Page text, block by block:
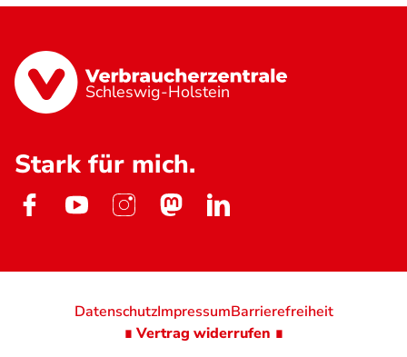
Schleswig-Holstein
Stark für mich.
DatenschutzImpressumBarrierefreiheit
∎ Vertrag widerrufen ∎